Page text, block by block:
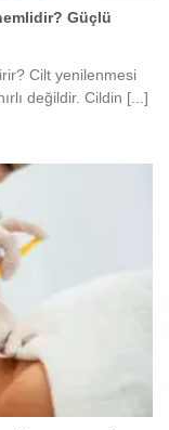
Güçlü
Cilt yenilenmesi
değildir. Cildin [...]